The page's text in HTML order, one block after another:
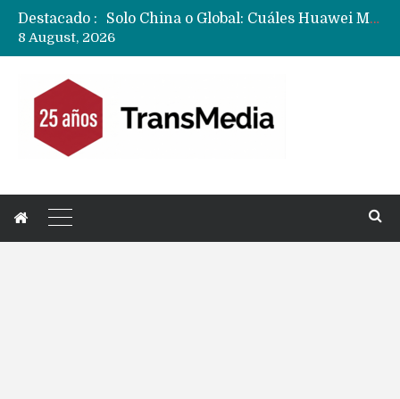
Destacado :
Fabricantes suben precios de teléfonos y ganan más dinero en un mercado donde Xiaomi alerta por no mejorar ventas
8 August, 2026